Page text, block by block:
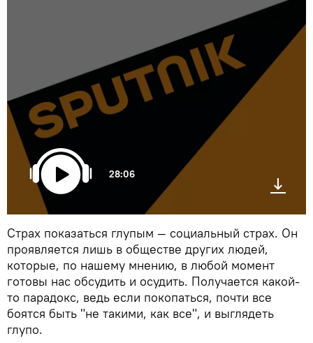
28:06
Страх показаться глупым — социальный страх. Он
проявляется лишь в обществе других людей,
которые, по нашему мнению, в любой момент
готовы нас обсудить и осудить. Получается какой-
то парадокс, ведь если покопаться, почти все
боятся быть "не такими, как все", и выглядеть
глупо.